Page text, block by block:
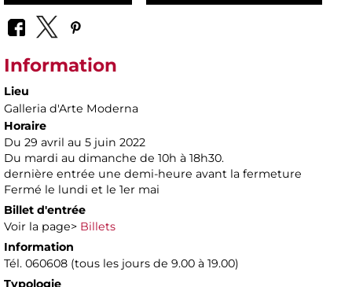
Information
Lieu
Galleria d'Arte Moderna
Horaire
Du 29 avril au 5 juin 2022
Du mardi au dimanche de 10h à 18h30.
dernière entrée une demi-heure avant la fermeture
Fermé le lundi et le 1er mai
Billet d'entrée
Voir la page> Billets
Information
Tél. 060608 (tous les jours de 9.00 à 19.00)
Typologie